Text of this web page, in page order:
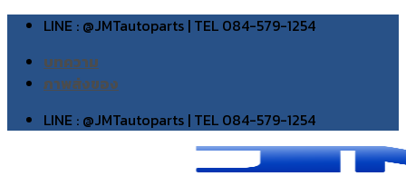
Skip
content
LINE : @JMTautoparts | TEL 084-579-1254
บทความ
ภาพส่งของ
LINE : @JMTautoparts | TEL 084-579-1254